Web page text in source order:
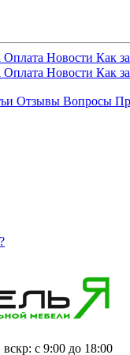
Оплата Новости Как
Оплата Новости Как
Отзывы Вопросы
с 9:00 до 18:00